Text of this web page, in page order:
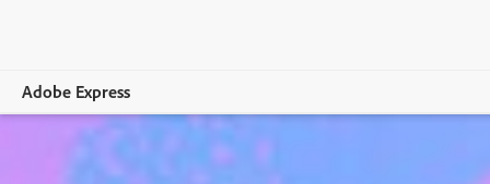
Adobe Express